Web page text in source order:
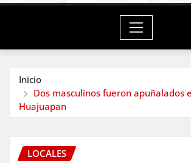
Inicio
Dos masculinos fueron apuñalados
Huajuapan
LOCALES